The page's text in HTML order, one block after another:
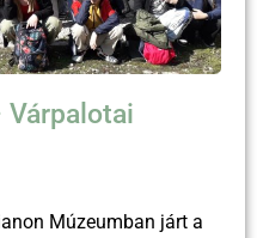
Várpalotai
Múzeumban járt a